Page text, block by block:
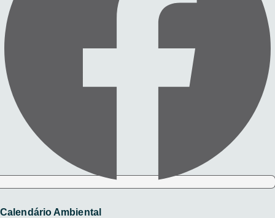
Calendário Ambiental